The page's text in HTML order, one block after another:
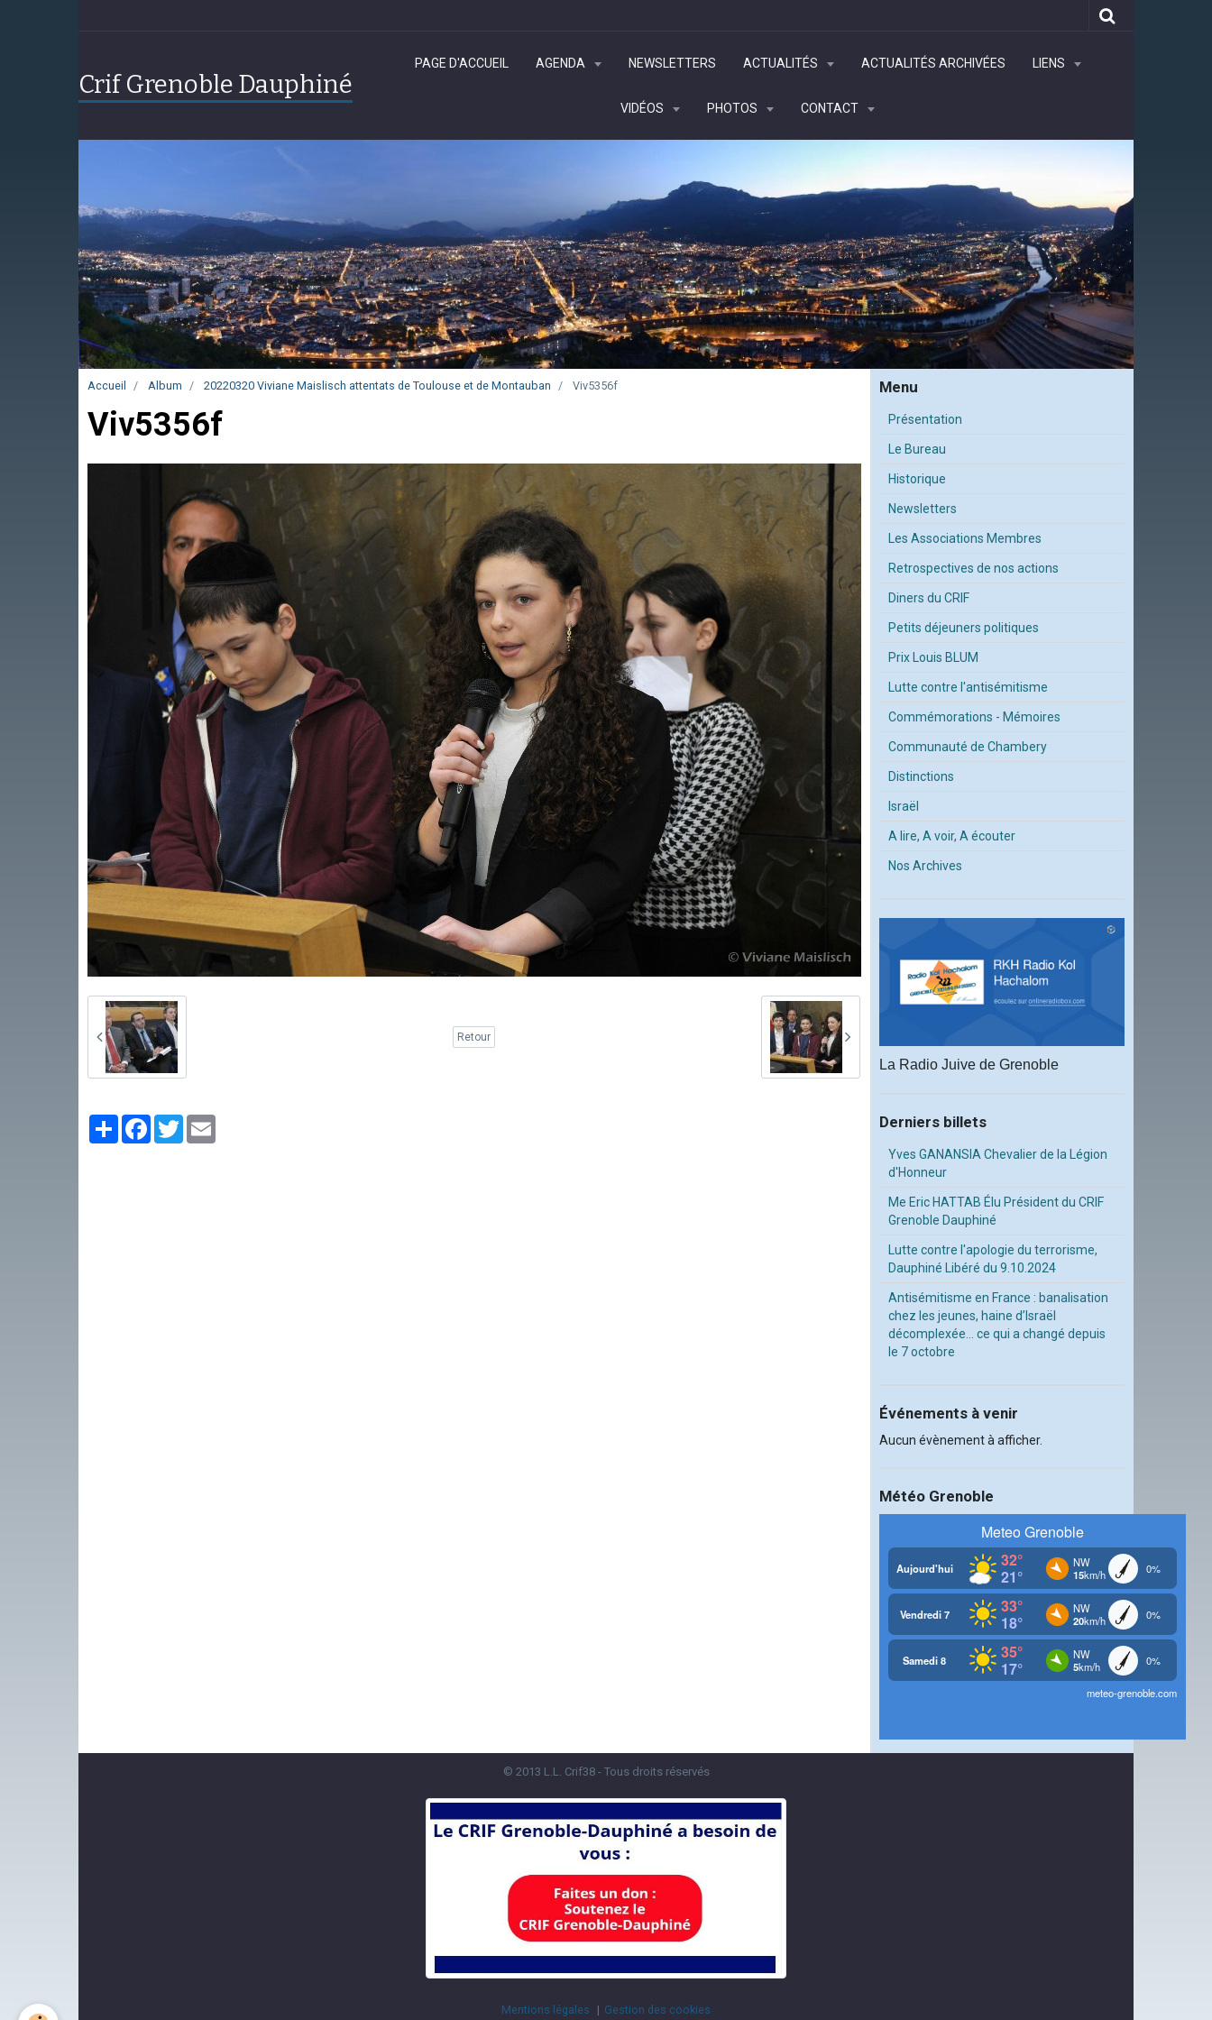
Crif Grenoble Dauphiné
PAGE D'ACCUEIL AGENDA NEWSLETTERS ACTUALITÉS ACTUALITÉS ARCHIVÉES LIENS
VIDÉOS PHOTOS CONTACT
Accueil Album 20220320 Viviane Maislisch attentats de Toulouse et de Montauban Viv5356f
Viv5356f
Retour
PartagerFacebook
Twitter
Menu
Présentation
Le Bureau
Historique
Newsletters
Les Associations Membres
Retrospectives de nos actions
Diners du CRIF
Petits déjeuners politiques
Prix Louis BLUM
Lutte contre l'antisémitisme
Commémorations - Mémoires
Communauté de Chambery
Distinctions
Israël
A lire, A voir, A écouter
Nos Archives
La Radio Juive de Grenoble
Derniers billets
Yves GANANSIA Chevalier de la Légion
d'Honneur
Me Eric HATTAB Élu Président du CRIF
Grenoble Dauphiné
Lutte contre l'apologie du terrorisme,
Dauphiné Libéré du 9.10.2024
Antisémitisme en France : banalisation
chez les jeunes, haine d’Israël
décomplexée… ce qui a changé depuis
le 7 octobre
Événements à venir
Aucun évènement à afficher.
Météo Grenoble
© 2013 L.L. Crif38 - Tous droits réservés
Mentions légales Gestion des cookies